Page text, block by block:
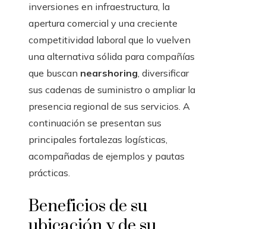
inversiones en infraestructura, la
apertura comercial y una creciente
competitividad laboral que lo vuelven
una alternativa sólida para compañías
que buscan nearshoring, diversificar
sus cadenas de suministro o ampliar la
presencia regional de sus servicios. A
continuación se presentan sus
principales fortalezas logísticas,
acompañadas de ejemplos y pautas
prácticas.
Beneficios de su